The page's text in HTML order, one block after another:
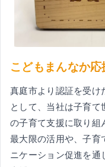
こどもまんなか
真庭市より認証を受け
として、当社は子育
の子育て支援に取り組
最大限の活用や、子育
ニケーション促進を通